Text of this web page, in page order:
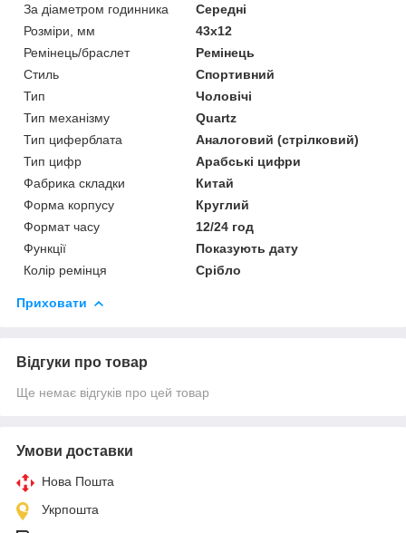
За діаметром годинника
Середні
Розміри, мм
43х12
Ремінець/браслет
Ремінець
Стиль
Спортивний
Тип
Чоловічі
Тип механізму
Quartz
Тип циферблата
Аналоговий (стрілковий)
Тип цифр
Арабські цифри
Фабрика складки
Китай
Форма корпусу
Круглий
Формат часу
12/24 год
Функції
Показують дату
Колір ремінця
Срібло
Приховати
Відгуки про товар
Ще немає відгуків про цей товар
Умови доставки
Нова Пошта
Укрпошта